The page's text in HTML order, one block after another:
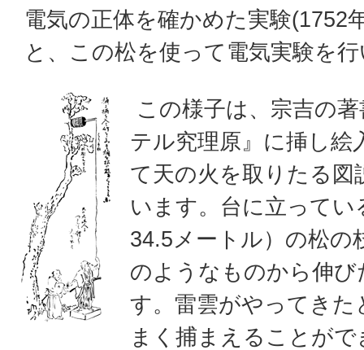
電気の正体を確かめた実験(1752
と、この松を使って電気実験を
この様子は、宗吉の
テル究理原』に挿し絵
て天の火を取りたる
います。台に立って
34.5メートル）の松の
のようなものから伸
す。雷雲がやってき
まく捕まえることが